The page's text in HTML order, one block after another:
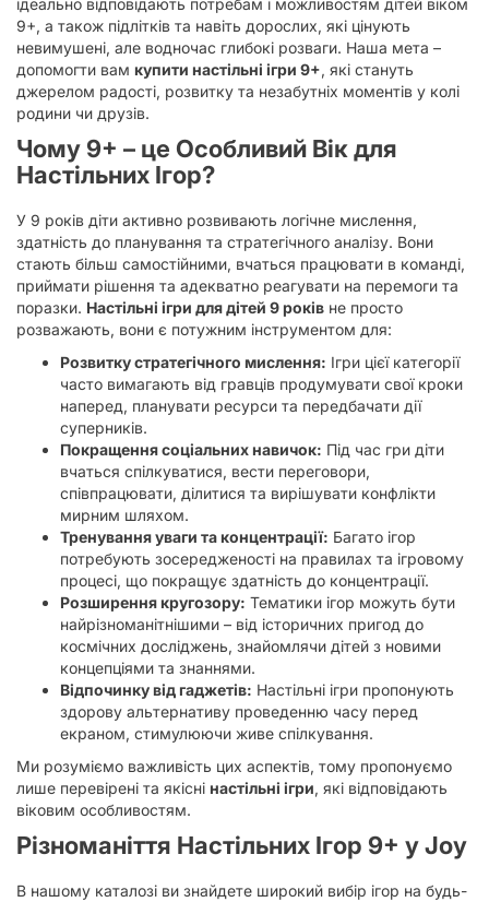
ідеально відповідають потребам і можливостям дітей віком
9+, а також підлітків та навіть дорослих, які цінують
невимушені, але водночас глибокі розваги. Наша мета –
допомогти вам купити настільні ігри 9+, які стануть
джерелом радості, розвитку та незабутніх моментів у колі
родини чи друзів.
Чому 9+ – це Особливий Вік для
Настільних Ігор?
У 9 років діти активно розвивають логічне мислення,
здатність до планування та стратегічного аналізу. Вони
стають більш самостійними, вчаться працювати в команді,
приймати рішення та адекватно реагувати на перемоги та
поразки. Настільні ігри для дітей 9 років не просто
розважають, вони є потужним інструментом для:
Розвитку стратегічного мислення: Ігри цієї категорії
часто вимагають від гравців продумувати свої кроки
наперед, планувати ресурси та передбачати дії
суперників.
Покращення соціальних навичок: Під час гри діти
вчаться спілкуватися, вести переговори,
співпрацювати, ділитися та вирішувати конфлікти
мирним шляхом.
Тренування уваги та концентрації: Багато ігор
потребують зосередженості на правилах та ігровому
процесі, що покращує здатність до концентрації.
Розширення кругозору: Тематики ігор можуть бути
найрізноманітнішими – від історичних пригод до
космічних досліджень, знайомлячи дітей з новими
концепціями та знаннями.
Відпочинку від гаджетів: Настільні ігри пропонують
здорову альтернативу проведенню часу перед
екраном, стимулюючи живе спілкування.
Ми розуміємо важливість цих аспектів, тому пропонуємо
лише перевірені та якісні настільні ігри, які відповідають
віковим особливостям.
Різноманіття Настільних Ігор 9+ у Joy
В нашому каталозі ви знайдете широкий вибір ігор на будь-